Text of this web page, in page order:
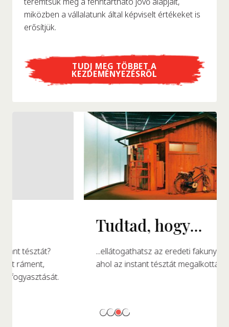
miközben a vállalatunk által képviselt értékeket is
erősítjük.
TUDJ MEG TÖBBET A
KEZDEMÉNYEZÉSRŐL
Tudtad, hogy...
...ellátogathatsz az eredeti fakunyhó replikájába,
ahol az instant tésztát megalkották?